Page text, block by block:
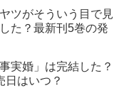
ツがそういう目で見
た？最新刊5巻の発
実婚」は完結した？
日はいつ？